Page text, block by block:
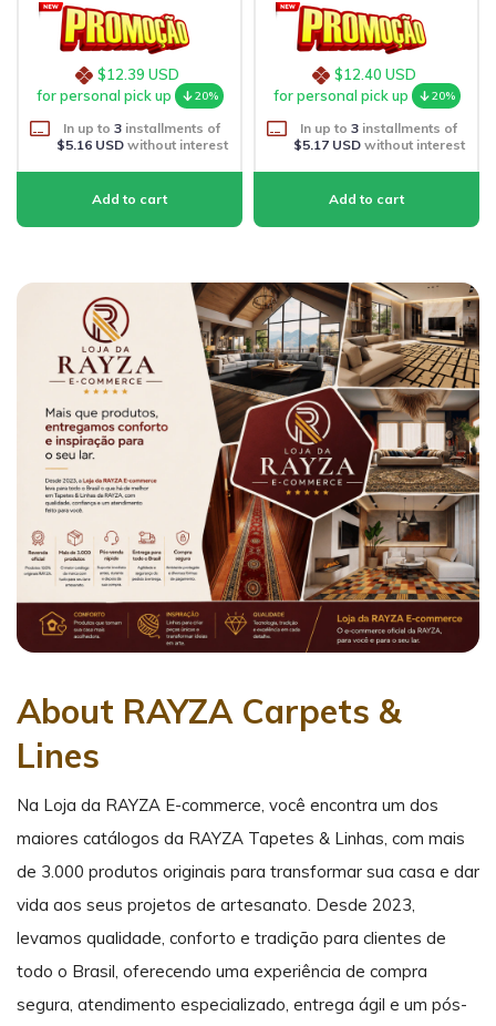
$12.39 USD
for personal pick up
20%
In up to 3 installments of
$5.16 USDwithout interest
$12.40 USD
for personal pick up
20%
In up to 3 installments of
$5.17 USDwithout interest
About RAYZA Carpets &
Lines
Na Loja da RAYZA E-commerce, você encontra um dos
maiores catálogos da RAYZA Tapetes & Linhas, com mais
de 3.000 produtos originais para transformar sua casa e dar
vida aos seus projetos de artesanato. Desde 2023,
levamos qualidade, conforto e tradição para clientes de
todo o Brasil, oferecendo uma experiência de compra
segura, atendimento especializado, entrega ágil e um pós-